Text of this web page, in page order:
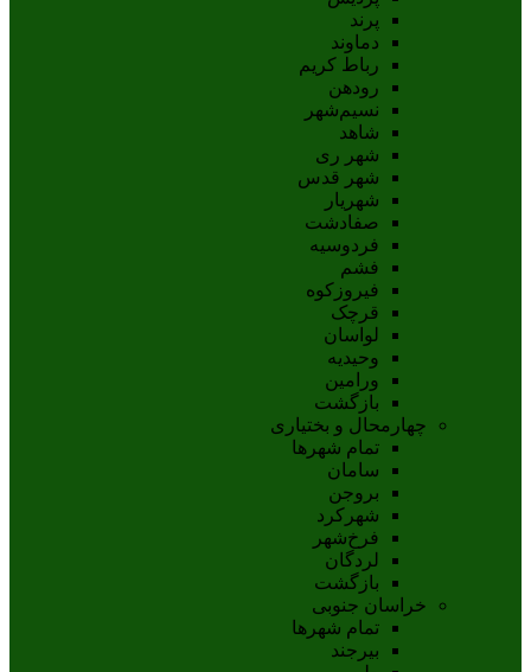
پرند
دماوند
رباط کریم
رودهن
نسيم‌شهر
شاهد
شهر ری
شهر قدس
شهریار
صفادشت
فردوسیه
فشم
فیروزکوه
قرچک
لواسان
وحیدیه
ورامین
بازگشت
چهارمحال و بختیاری
تمام شهر‌ها
سامان
بروجن
شهرکرد
فرخ‌شهر
لردگان
بازگشت
خراسان جنوبی
تمام شهر‌ها
بيرجند